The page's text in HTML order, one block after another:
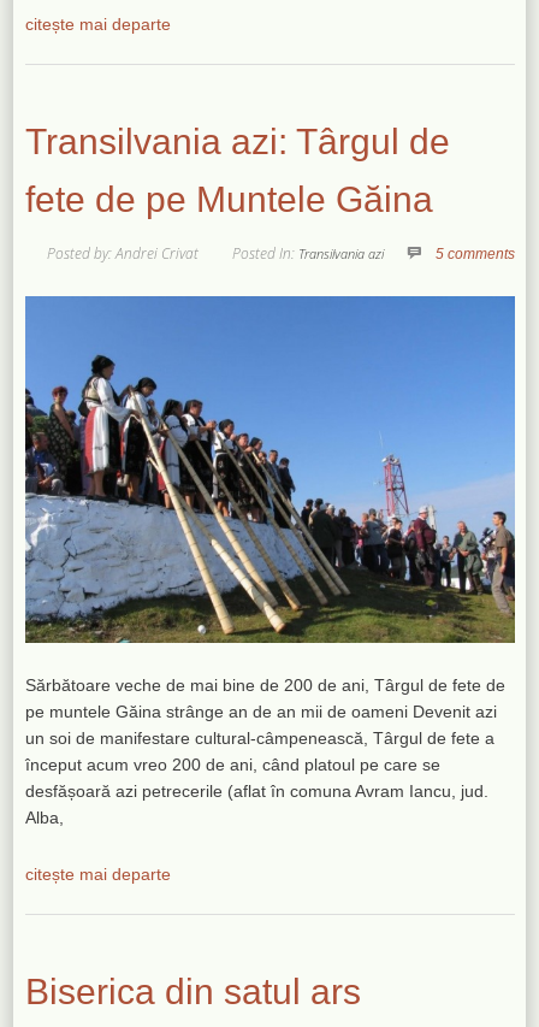
citește mai departe
Transilvania azi: Târgul de
fete de pe Muntele Găina
Posted by: Andrei Crivat Posted In: Transilvania azi 5 comments
Sărbătoare veche de mai bine de 200 de ani, Târgul de fete de
pe muntele Găina strânge an de an mii de oameni Devenit azi
un soi de manifestare cultural-câmpenească, Târgul de fete a
început acum vreo 200 de ani, când platoul pe care se
desfășoară azi petrecerile (aflat în comuna Avram Iancu, jud.
Alba,
citește mai departe
Biserica din satul ars